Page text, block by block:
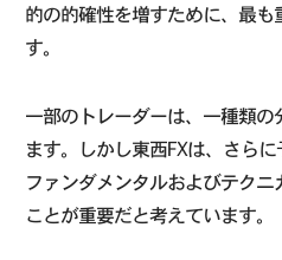
的の的確性を増すために、最
す。
一部のトレーダーは、一種類
ます。しかし東西FXは、さら
ファンダメンタルおよびテク
ことが重要だと考えています。